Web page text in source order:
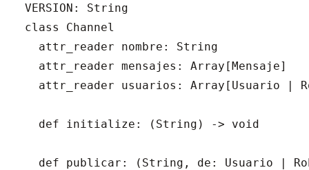
  VERSION: String
  class Channel
    attr_reader nombre: String
    attr_reader mensajes: Array[Mensaje]
attr_reader usuarios: Array[Usuario |
    def initialize: (String) -> void
def publicar: (String, de: Usuario |